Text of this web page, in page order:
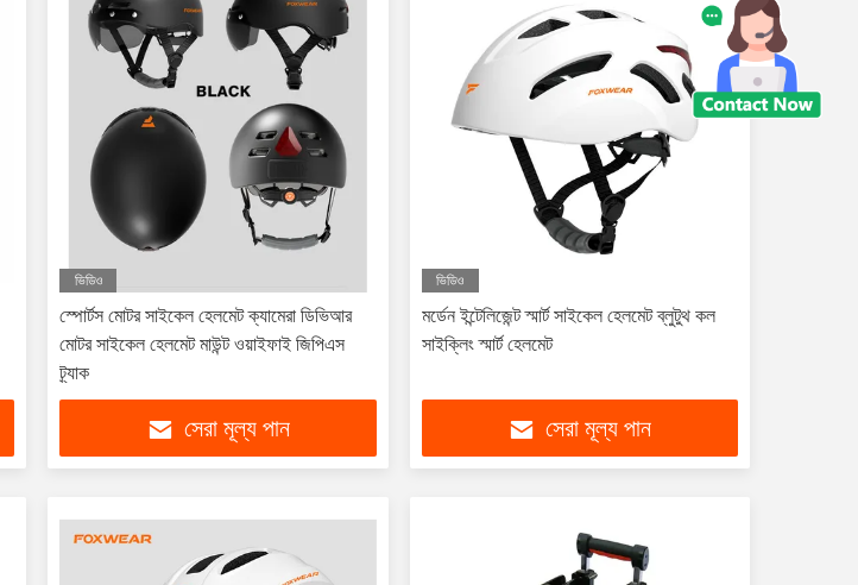
ভিডিও
স্পোর্টস মোটর সাইকেল হেলমেট ক্যামেরা ডিভিআর
মোটর সাইকেল হেলমেট মাউন্ট ওয়াইফাই জিপিএস
ট্র্যাক
সেরা মূল্য পান
ভিডিও
মর্ডেন ইন্টেলিজেন্ট স্মার্ট সাইকেল হেলমেট ব্লুটুথ কল
সাইক্লিং স্মার্ট হেলমেট
সেরা মূল্য পান